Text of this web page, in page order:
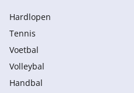
Hardlopen
Tennis
Voetbal
Volleybal
Handbal